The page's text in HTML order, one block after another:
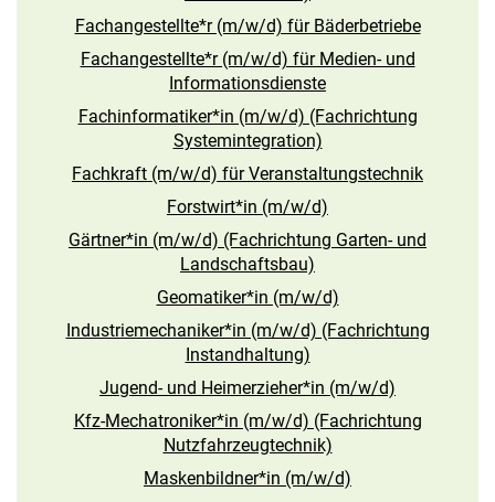
Fachangestellte*r (m/w/d) für Bäderbetriebe
Fachangestellte*r (m/w/d) für Medien- und
Informationsdienste
Fachinformatiker*in (m/w/d) (Fachrichtung
Systemintegration)
Fachkraft (m/w/d) für Veranstaltungstechnik
Forstwirt*in (m/w/d)
Gärtner*in (m/w/d) (Fachrichtung Garten- und
Landschaftsbau)
Geomatiker*in (m/w/d)
Industriemechaniker*in (m/w/d) (Fachrichtung
Instandhaltung)
Jugend- und Heimerzieher*in (m/w/d)
Kfz-Mechatroniker*in (m/w/d) (Fachrichtung
Nutzfahrzeugtechnik)
Maskenbildner*in (m/w/d)